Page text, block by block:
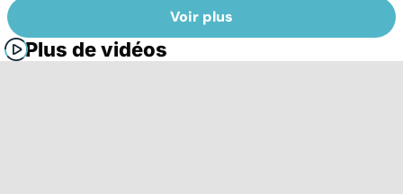
Voir plus
Plus de vidéos